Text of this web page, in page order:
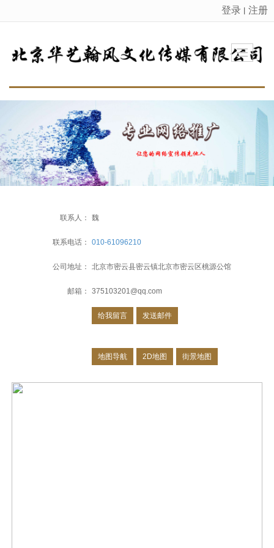
很遗憾，因您的浏览器版本过低导致无法获得最佳浏览体验，推荐下载安装谷歌浏览器！
登录 注册
联系人： 魏
联系电话： 010-61096210
公司地址： 北京市密云县密云镇北京市密云区桃源公馆
邮箱： 375103201@qq.com
给我留言 发送邮件
地图导航 2D地图 街景地图